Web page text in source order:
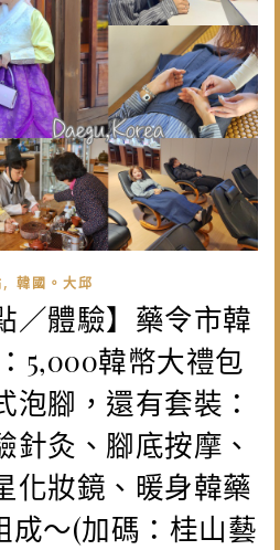
, 韓國。大邱
／體驗】藥令市韓
5,000韓幣大禮包
泡腳，還有套裝：
針灸、腳底按摩、
化妝鏡、暖身韓藥
成～(加碼：桂山藝